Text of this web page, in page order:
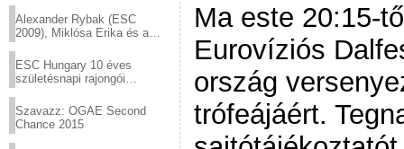
Alexander Rybak (ESC
2009), Miklósa Erika és a
sztárjai a Margitszigeten
ESC Hungary 10 éves
születésnapi rajongói
Szavazz: OGAE Second
Chance 2015
Ma este 20:15-
Eurovíziós
ország
trófeájáért.